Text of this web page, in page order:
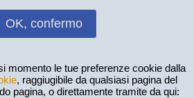
OK, confermo
momento le tue preferenze cookie dalla
, raggiugibile da qualsiasi pagina del
pagina, o direttamente tramite da qui: